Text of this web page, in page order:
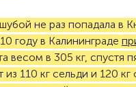
не раз попадала в
году в Калининграде
весом в 305 кг, спустя
из 110 кг сельди и 120